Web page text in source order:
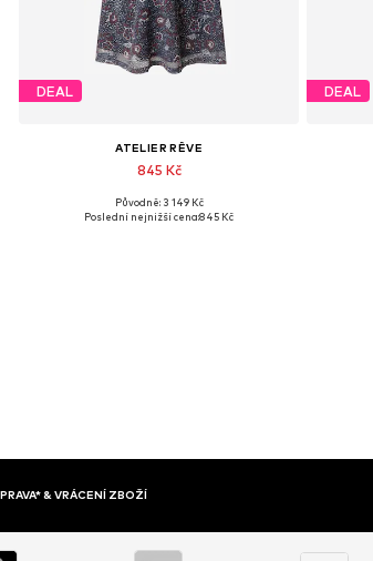
DEAL
ATELIER RÊVE
845 Kč
Dostupné velikosti: 34, 36
Původně: 3 149 Kč
Poslední nejnižší cena:845 Kč
DEAL
DOBÍRKA